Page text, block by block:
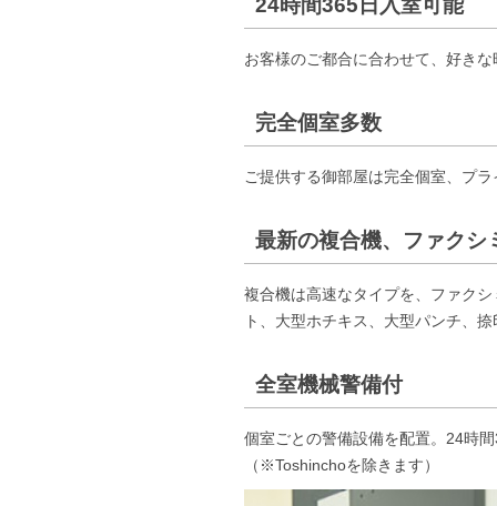
24時間365日入室可能
お客様のご都合に合わせて、好き
完全個室多数
ご提供する御部屋は完全個室、プ
最新の複合機、ファクシ
複合機は高速なタイプを、ファク
ト、大型ホチキス、大型パンチ、
全室機械警備付
個室ごとの警備設備を配置。24時
（※Toshinchoを除きます）